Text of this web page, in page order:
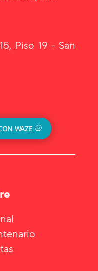
Piso 19 - San
WAZE